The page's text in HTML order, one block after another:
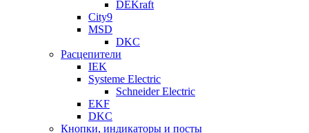
DEKraft
City9
MSD
DKC
Расцепители
IEK
Systeme Electric
Schneider Electric
EKF
DKC
Кнопки, индикаторы и посты